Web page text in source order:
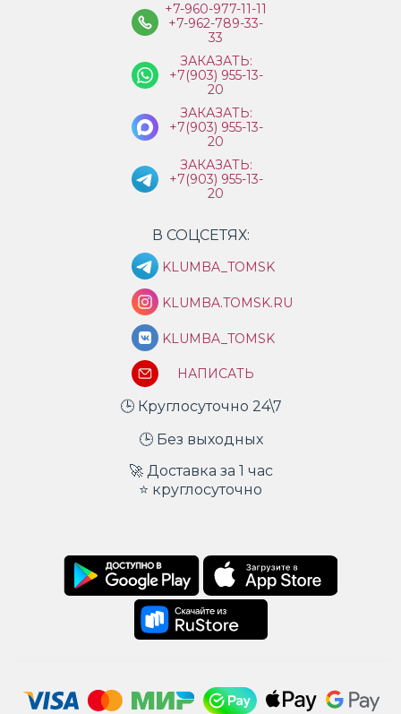
+7-960-977-11-11
+7-962-789-33-
33
ЗАКАЗАТЬ:
+7(903) 955-13-
20
ЗАКАЗАТЬ:
+7(903) 955-13-
20
ЗАКАЗАТЬ:
+7(903) 955-13-
20
В СОЦСЕТЯХ:
KLUMBA_TOMSK
KLUMBA.TOMSK.RU
KLUMBA_TOMSK
НАПИСАТЬ
🕒 Круглосуточно 24\7
🕒 Без выходных
🚀 Доставка за 1 час
⭐ круглосуточно